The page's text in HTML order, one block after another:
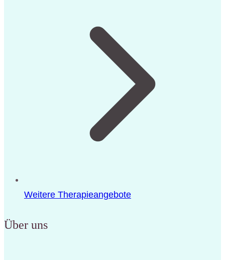
Weitere Therapieangebote
Über uns